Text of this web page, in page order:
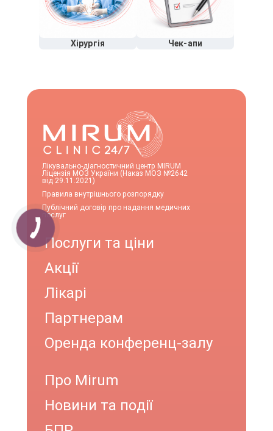
Хірургія Чек-апи
Лікувально-діагностичний центр MIRUM
Ліцензія МОЗ України (Наказ МОЗ №2642
від 29.11.2021)
Правила внутрішнього розпорядку
Публічний договір про надання медичних
послуг
Послуги та ціни
Акції
Лікарі
Партнерам
Оренда конференц-залу
Про Mirum
Новини та події